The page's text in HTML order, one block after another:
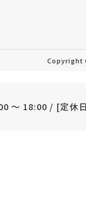
～ 18:00 / [定休
Copyright